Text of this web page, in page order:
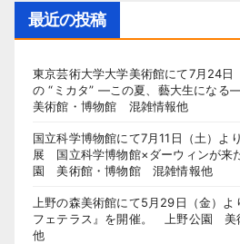
最近の投稿
東京芸術大学大学美術館にて7月24日
の “ミカタ” ―この夏、藝大生にな
美術館・博物館 混雑情報他
国立科学博物館にて7月11日（土）よ
展 国立科学博物館×ダーウィンが来
園 美術館・博物館 混雑情報他
上野の森美術館にて5月29日（金）
フェテラス』を開催。 上野公園 美
他